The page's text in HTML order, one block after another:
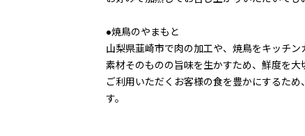
●焼鳥のやまもと
山梨県韮崎市で肉の加工や、焼鳥をキッチ
素材そのものの旨味を生かすため、鮮度を大
ご利用いただくお客様の食を豊かにするた
す。